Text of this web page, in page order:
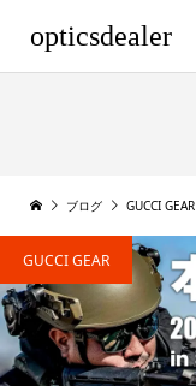
opticsdealer
ブログ GUCCI GEAR
GUCCI GEAR